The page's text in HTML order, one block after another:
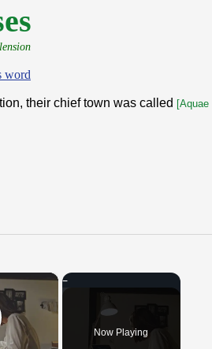
word
their chief town was called [Aquae
×
Video Now Playing